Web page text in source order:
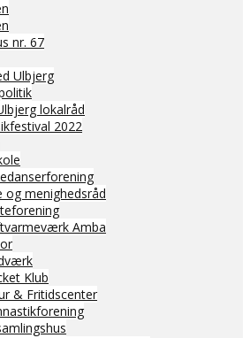
nr. 67
Ulbjerg
lokalråd
2022
og menighedsråd
Amba
Klub
& Fritidscenter